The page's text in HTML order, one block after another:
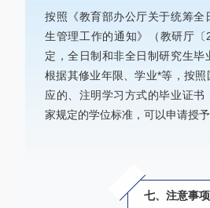
按照《教育部办公厅关于统筹全
生管理工作的通知》（教研厅
定，全日制和非全日制研究生毕
根据其修业年限、学业*等，按
应的、注明学习方式的毕业证书
家规定的学位标准，可以申请授予
七、注意事项